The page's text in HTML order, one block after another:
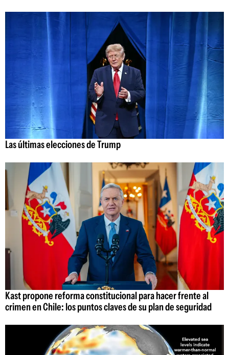
Las últimas elecciones de Trump
Kast propone reforma constitucional para hacer frente al
crimen en Chile: los puntos claves de su plan de seguridad